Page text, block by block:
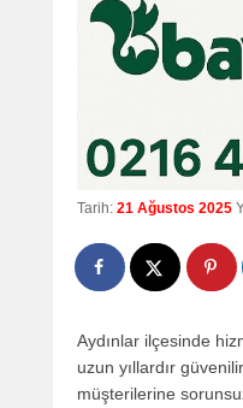
Tarih: 21 Ağustos 2025
Aydınlar ilçesinde
uzun yıllardır
müşterilerine